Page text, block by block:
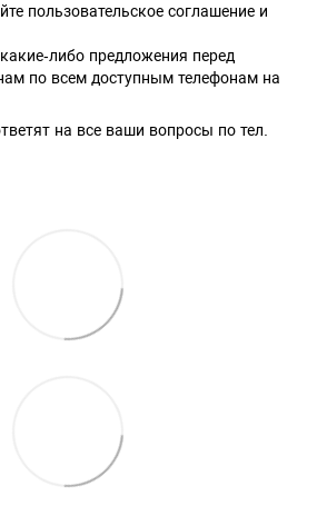
пользовательское соглашение и
либо предложения перед
по всем доступным телефонам на
на все ваши вопросы по тел.